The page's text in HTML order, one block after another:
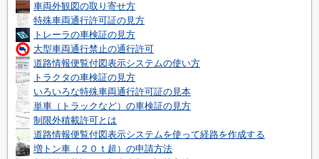
車両外観図の取り寄せ方
特殊車両通行許可証の見方
トレーラの車検証の見方
大型車両通行禁止の通行許可
道路情報便覧付図表示システムの使い方
トラクタの車検証の見方
いろいろな特殊車両通行許可証の見本
単車（トラックなど）の車検証の見方
制限外積載許可とは
道路情報便覧付図表示システムを使って経路を作成する
増トン車（２０ｔ超）の申請方法